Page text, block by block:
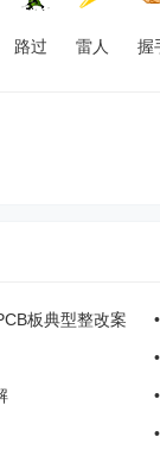
路过 雷人 握
板典型整改案